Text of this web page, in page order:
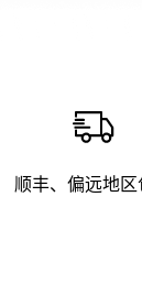
顺丰、偏远地区